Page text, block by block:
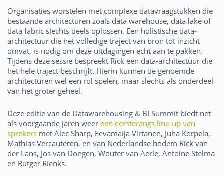
Organisaties worstelen met complexe datavraagstukken die
bestaande architecturen zoals data warehouse, data lake of
data fabric slechts deels oplossen. Een holistische data-
architectuur die het volledige traject van bron tot inzicht
omvat, is nodig om deze uitdagingen echt aan te pakken.
Tijdens deze sessie bespreekt Rick een data-architectuur die
het hele traject beschrijft. Hierin kunnen de genoemde
architecturen wel een rol spelen, maar slechts als onderdeel
van het groter geheel.
Deze editie van de Datawarehousing & BI Summit biedt net
als voorgaande jaren weer een eersterangs line-up van
sprekers met Alec Sharp, Eevamaija Virtanen, Juha Korpela,
Mathias Vercauteren, en van Nederlandse bodem Rick van
der Lans, Jos van Dongen, Wouter van Aerle, Antoine Stelma
en Rutger Rienks.